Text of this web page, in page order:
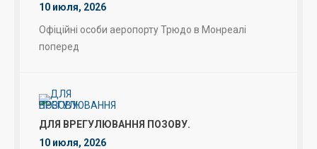
10 июля, 2026
Офіційні особи аеропорту Трюдо в Монреалі
поперед
ДЛЯ ВРЕГУЛЮВАННЯ ПОЗОВУ.
10 июля, 2026